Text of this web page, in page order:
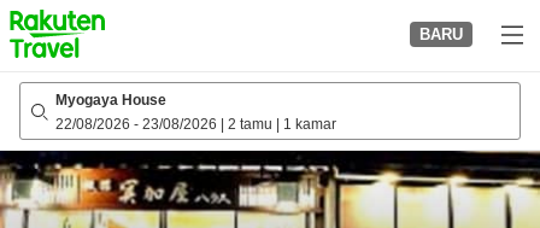
to
top
page
BARU
Myogaya House
22/08/2026 - 23/08/2026 2 tamu 1 kamar